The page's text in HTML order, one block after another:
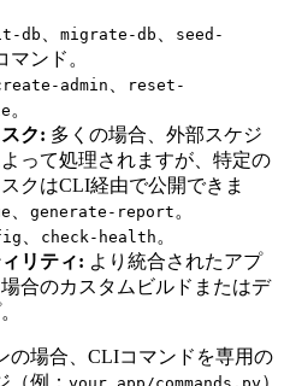
db migrate-db
seed-
マンド。
admin
reset-
。
ク: 多くの場合、外部スケジ
って処理されますが、特定の
クはCLI経由で公開できま
generate-report 。
check-health 。
リティ: より統合されたアプ
合のカスタムビルドまたはデ
の場合、CLIコマンドを専用の
例：
）